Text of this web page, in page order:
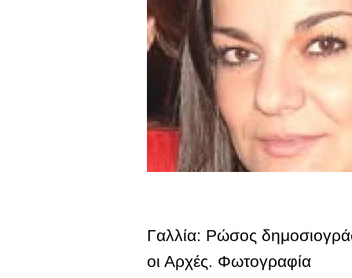
Γαλλία: Ρώσος
οι Αρχές. Φωτογραφία